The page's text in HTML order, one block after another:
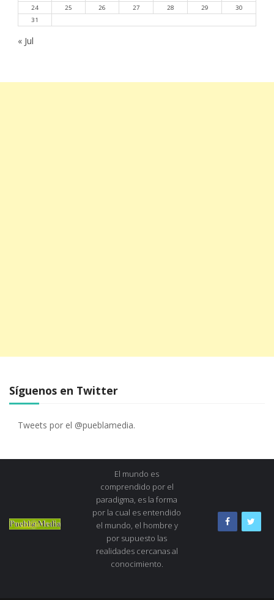
24
25 26 27 28 29
30
31
« Jul
Síguenos en Twitter
Tweets por el @pueblamedia.
El mundo es
comprendido por el
paradigma, es la forma
por la cual es entendido
el mundo, el hombre y
por supuesto las
realidades cercanas al
conocimiento.